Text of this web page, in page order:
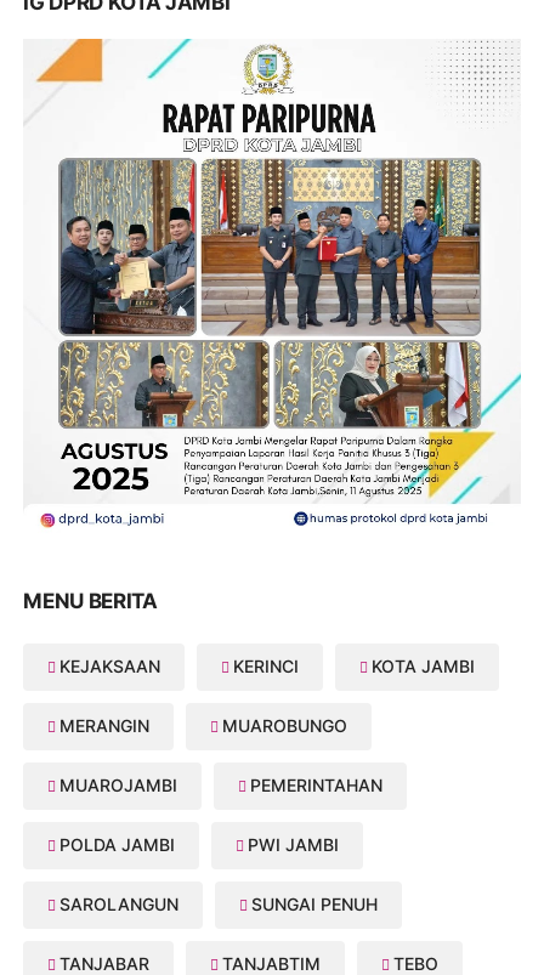
MENU BERITA
KEJAKSAAN KERINCI KOTA JAMBI
MERANGIN MUAROBUNGO
MUAROJAMBI PEMERINTAHAN
POLDA JAMBI PWI JAMBI
SAROLANGUN SUNGAI PENUH
TANJABAR TANJABTIM TEBO